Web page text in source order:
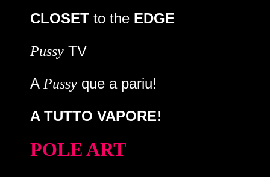
CLOSET to the EDGE
Pussy TV
A Pussy que a pariu!
A TUTTO VAPORE!
POLE ART